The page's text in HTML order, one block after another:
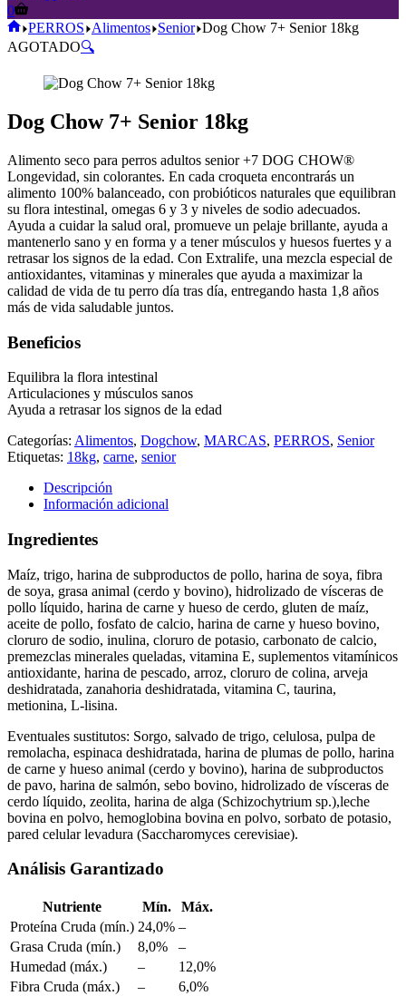
Carro
de
compra
0
Inicio
PERROS Alimentos Senior Dog Chow 7+ Senior 18kg
AGOTADO🔍
Dog Chow 7+ Senior 18kg
Alimento seco para perros adultos senior +7 DOG CHOW®
Longevidad, sin colorantes. En cada croqueta encontrarás un
alimento 100% balanceado, con probióticos naturales que equilibran
su flora intestinal, omegas 6 y 3 y niveles de sodio adecuados.
Ayuda a cuidar la salud oral, promueve un pelaje brillante, ayuda a
mantenerlo sano y en forma y a tener músculos y huesos fuertes y a
retrasar los signos de la edad. Con Extralife, una mezcla especial de
antioxidantes, vitaminas y minerales que ayuda a maximizar la
calidad de vida de tu perro día tras día, entregando hasta 1,8 años
más de vida saludable juntos.
Beneficios
Equilibra la flora intestinal
Articulaciones y músculos sanos
Ayuda a retrasar los signos de la edad
Categorías: Alimentos, Dogchow, MARCAS, PERROS, Senior
Etiquetas: 18kg, carne, senior
Descripción
Información adicional
Ingredientes
Maíz, trigo, harina de subproductos de pollo, harina de soya, fibra
de soya, grasa animal (cerdo y bovino), hidrolizado de vísceras de
pollo líquido, harina de carne y hueso de cerdo, gluten de maíz,
aceite de pollo, fosfato de calcio, harina de carne y hueso bovino,
cloruro de sodio, inulina, cloruro de potasio, carbonato de calcio,
premezclas minerales queladas, vitamina E, suplementos vitamínicos
antioxidante, harina de pescado, arroz, cloruro de colina, arveja
deshidratada, zanahoria deshidratada, vitamina C, taurina,
metionina, L-lisina.
Eventuales sustitutos: Sorgo, salvado de trigo, celulosa, pulpa de
remolacha, espinaca deshidratada, harina de plumas de pollo, harina
de carne y hueso animal (cerdo y bovino), harina de subproductos
de pavo, harina de salmón, sebo bovino, hidrolizado de vísceras de
cerdo líquido, zeolita, harina de alga (Schizochytrium sp.),leche
bovina en polvo, hemoglobina bovina en polvo, sorbato de potasio,
pared celular levadura (Saccharomyces cerevisiae).
Análisis Garantizado
Nutriente Mín.
Máx.
Proteína Cruda (mín.) 24,0% –
Grasa Cruda (mín.)
8,0%
–
Humedad (máx.)
–
12,0%
Fibra Cruda (máx.)
– 6,0%